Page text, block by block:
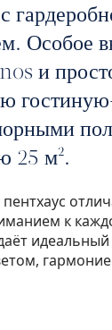
Особое
и
25 м².
к